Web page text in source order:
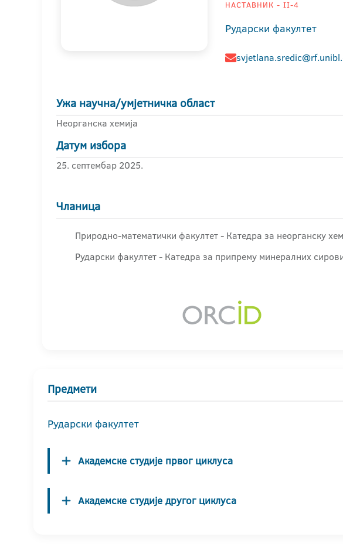
НАСТАВНИК - II-4
Рударски факултет
Ужа научна/умјетничка област
Неорганска хемија
Датум избора
25. септембар 2025.
Чланица
Природно-математички факултет - Катедра за неорганску
Рударски факултет - Катедра за припрему минералних
Предмети
Рударски факултет
Академске студије првог циклуса
Академске студије другог циклуса